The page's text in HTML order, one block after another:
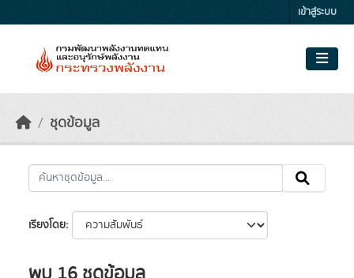
เข้าสู่ระบบ
ชุดข้อมูล
เรียงโดย